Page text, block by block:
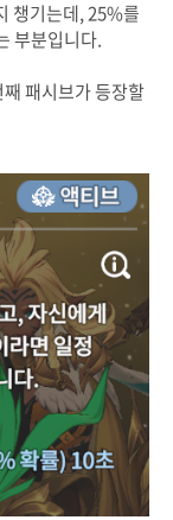
챙기는데, 25%를
부분입니다.
패시브가 등장할